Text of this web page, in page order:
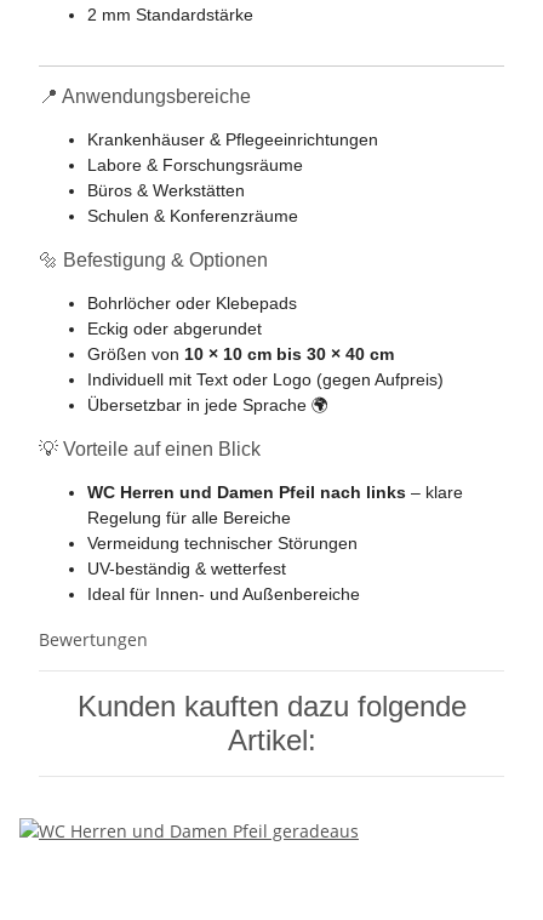
2 mm Standardstärke
📍 Anwendungsbereiche
Krankenhäuser & Pflegeeinrichtungen
Labore & Forschungsräume
Büros & Werkstätten
Schulen & Konferenzräume
🔩 Befestigung & Optionen
Bohrlöcher oder Klebepads
Eckig oder abgerundet
Größen von 10 × 10 cm bis 30 × 40 cm
Individuell mit Text oder Logo (gegen Aufpreis)
Übersetzbar in jede Sprache 🌍
💡 Vorteile auf einen Blick
WC Herren und Damen Pfeil nach links – klare
Regelung für alle Bereiche
Vermeidung technischer Störungen
UV-beständig & wetterfest
Ideal für Innen- und Außenbereiche
Bewertungen
Kunden kauften dazu folgende
Artikel: